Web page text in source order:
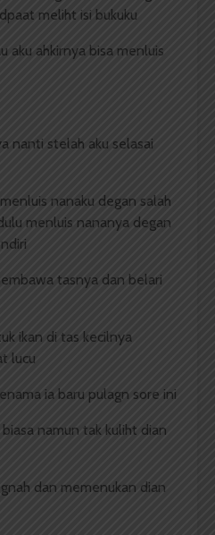
meliht isi bukuku
aku ahkirnya bisa menluis
nanti stelah aku selasai
nanaku degan salah
menluis nananya degan
tasnya dan belari
ikan di tas kecilnya
lucu
ia baru pulagn sore ini
namun tak kuliht dian
dan memenukan dian